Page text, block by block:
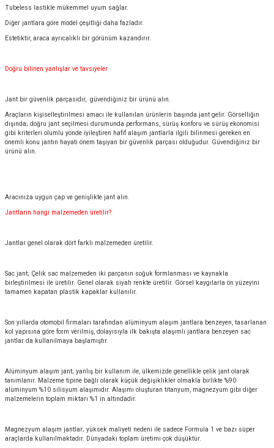
Tubeless lastikle mükemmel uyum sağlar.
Diğer jantlara göre model çeşitliği daha fazladır.
Estetiktir, araca ayrıcalıklı bir görünüm kazandırır.
Doğru bilinen yanlışlar ve tavsiyeler
Jant bir güvenlik parçasıdır, güvendiğiniz bir ürünü alın.
Araçların kişiselleştirilmesi amacı ile kullanılan ürünlerin başında jant gelir. Görselliğin
dışında; doğru jant seçilmesi durumunda performans, sürüş konforu ve sürüş ekonomisi
gibi kriterleri olumlu yönde iyileştiren hafif alaşım jantlarla ilgili bilinmesi gereken en
önemli konu jantın hayati önem taşıyan bir güvenlik parçası olduğudur. Güvendiğiniz bir
ürünü alın.
Aracınıza uygun çap ve genişlikte jant alın.
Jantların hangi malzemeden üretilir?
Jantlar genel olarak dört farklı malzemeden üretilir.
Sac jant; Çelik sac malzemeden iki parçanın soğuk formlanması ve kaynakla
birleştirilmesi ile üretilir. Genel olarak siyah renkte üretilir. Görsel kaygılarla ön yüzeyini
tamamen kapatan plastik kapaklar kullanılır.
Son yıllarda otomobil firmaları tarafından alüminyum alaşım jantlara benzeyen, tasarlanan
kol yapısına göre form verilmiş, dolayısıyla ilk bakışta alaşımlı jantlara benzeyen sac
jantlar da kullanılmaya başlamıştır.
Alüminyum alaşım jant; yanlış bir kullanım ile, ülkemizde genellikle çelik jant olarak
tanımlanır. Malzeme tipine bağlı olarak küçük değişiklikler olmakla birlikte %90
alüminyum %10 silisyum alaşımıdır. Alaşımı oluşturan titanyum, magnezyum gibi diğer
malzemelerin toplam miktarı %1 in altındadır.
Magnezyum alaşım jantlar; yüksek maliyeti nedeni ile sadece Formula 1 ve bazı süper
araçlarda kullanılmaktadır. Dünyadaki toplam üretimi çok düşüktür.